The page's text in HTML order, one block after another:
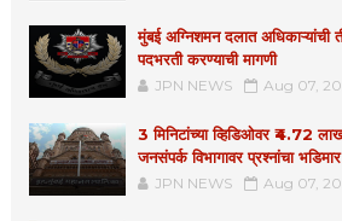
मुंबई अग्निशमन दलात अधिकाऱ्यांची
पदभरती करण्याची मागणी
JPN NEWS Aug 07,
3 मिनिटांच्या व्हिडिओवर ₹4.72
जनसंपर्क विभागावर प्रश्नांचा भडिमार
JPN NEWS Aug 07,